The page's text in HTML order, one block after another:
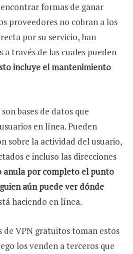
formas de ganar
proveedores no cobran a los
por su servicio, han
través de las cuales pueden
incluye el mantenimiento
bases de datos que
en línea. Pueden
sobre la actividad del usuario,
e incluso las direcciones
anula por completo el punto
aún puede ver dónde
haciendo en línea.
de VPN gratuitos toman estos
los venden a terceros que